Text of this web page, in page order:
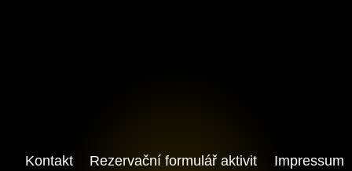
Kontakt Rezervační formulář aktivit
Impressum